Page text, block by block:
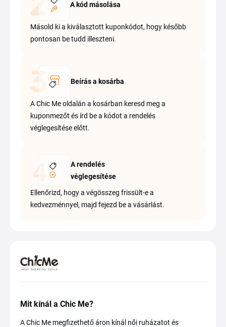
A kód másolása
Másold ki a kiválasztott kuponkódot, hogy később
pontosan be tudd illeszteni.
Beírás a kosárba
A Chic Me oldalán a kosárban keresd meg a
kuponmezőt és írd be a kódot a rendelés
véglegesítése előtt.
A rendelés
véglegesítése
Ellenőrizd, hogy a végösszeg frissült-e a
kedvezménnyel, majd fejezd be a vásárlást.
Mit kínál a Chic Me?
A Chic Me megfizethető áron kínál női ruházatot és